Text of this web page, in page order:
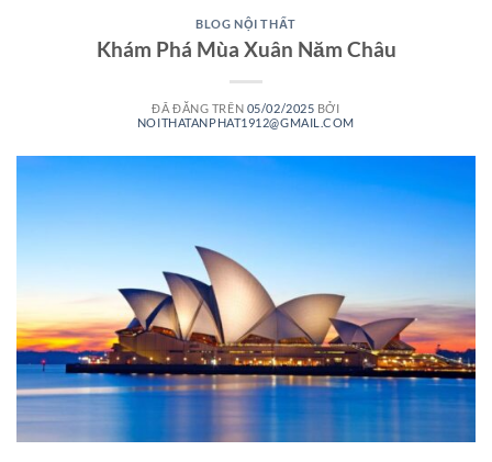
BLOG NỘI THẤT
Khám Phá Mùa Xuân Năm Châu
ĐÃ ĐĂNG TRÊN 05/02/2025 BỞI
NOITHATANPHAT1912@GMAIL.COM